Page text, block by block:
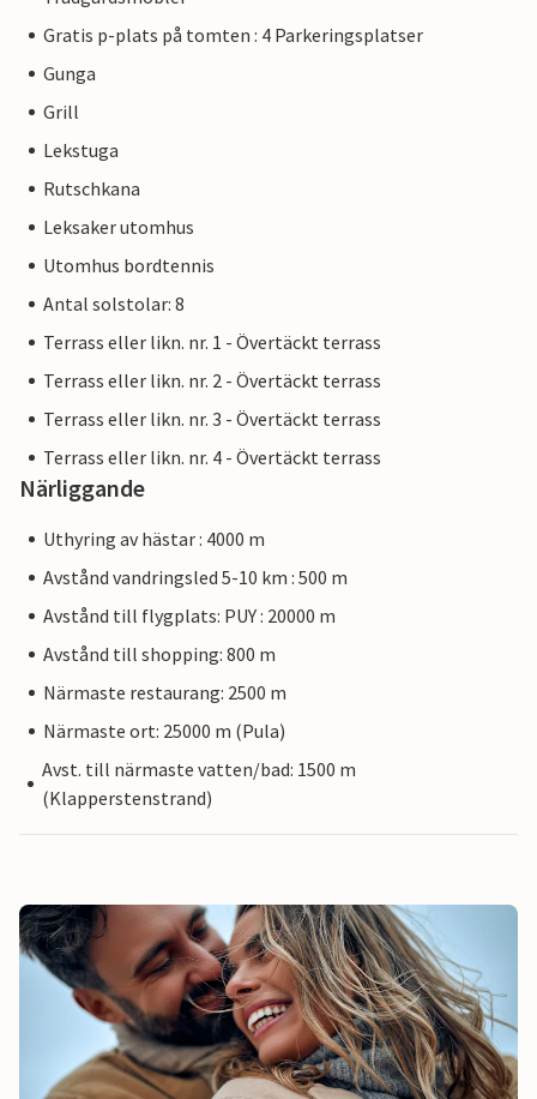
Gratis p-plats på tomten : 4 Parkeringsplatser
Gunga
Grill
Lekstuga
Rutschkana
Leksaker utomhus
Utomhus bordtennis
Antal solstolar: 8
Terrass eller likn. nr. 1 - Övertäckt terrass
Terrass eller likn. nr. 2 - Övertäckt terrass
Terrass eller likn. nr. 3 - Övertäckt terrass
Terrass eller likn. nr. 4 - Övertäckt terrass
Närliggande
Uthyring av hästar : 4000 m
Avstånd vandringsled 5-10 km : 500 m
Avstånd till flygplats: PUY : 20000 m
Avstånd till shopping: 800 m
Närmaste restaurang: 2500 m
Närmaste ort: 25000 m (Pula)
Avst. till närmaste vatten/bad: 1500 m
(Klapperstenstrand)